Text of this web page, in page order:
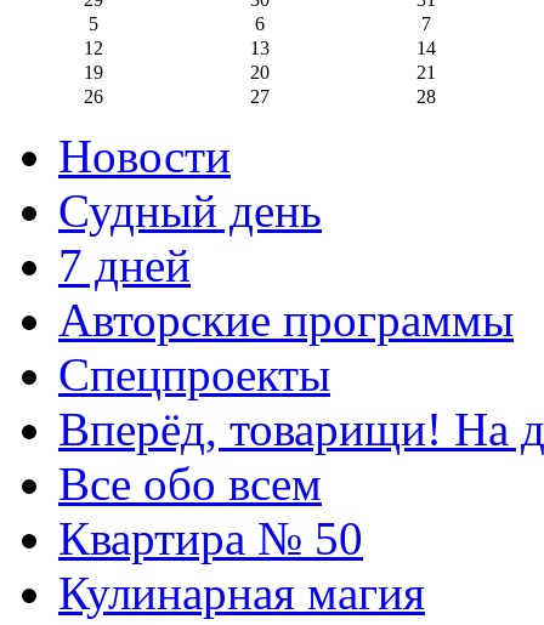
5
6
7
12
13
14
19
20
21
26
27 28
Новости
Судный день
7 дней
Авторские программы
Спецпроекты
Вперёд, товарищи! На
Все обо всем
Квартира № 50
Кулинарная магия